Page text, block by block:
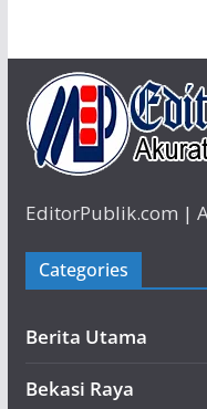
EditorPublik.com |
Categories
Berita Utama
Bekasi Raya